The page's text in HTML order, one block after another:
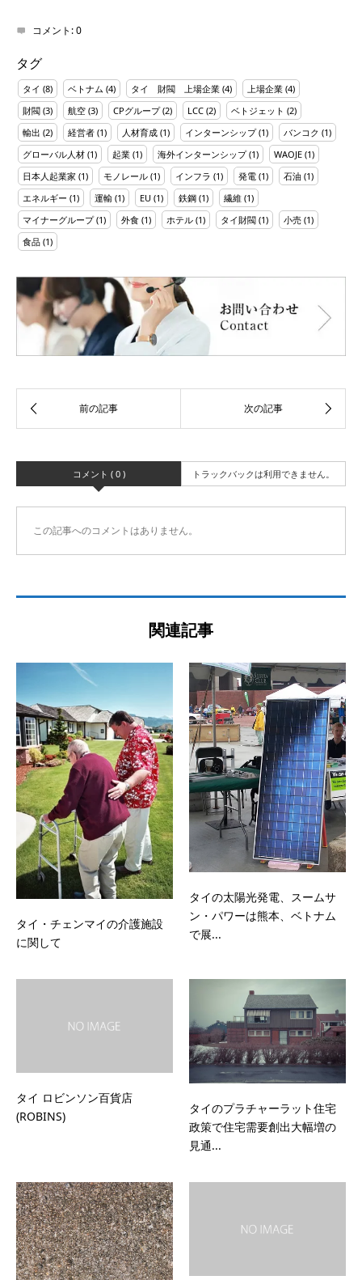
コメント:0
タグ
タイ (8) ベトナム (4) タイ 財閥 上場企業 (4) 上場企業 (4)
財閥 (3) 航空 (3) CPグループ(2) LCC (2) ベトジェット (2)
輸出 (2) 経営者 (1) 人材育成 (1) インターンシップ(1) バンコク (1)
グローバル人材 (1) 起業 (1) 海外インターンシップ(1) WAOJE (1)
日本人起業家 (1) モノレール (1) インフラ (1) 発電 (1) 石油 (1)
エネルギー (1) 運輸 (1) EU (1) 鉄鋼 (1) 繊維 (1)
マイナーグループ(1) 外食 (1) ホテル (1) タイ財閥 (1) 小売 (1)
食品 (1)
コメント ( 0 ) トラックバックは利用できません。
この記事へのコメントはありません。
関連記事
タイ・チェンマイの介護施設
に関して
タイの太陽光発電、スームサ
ン・パワーは熊本、ベトナム
で展...
タイ ロビンソン百貨店
(ROBINS)
タイのプラチャーラット住宅
政策で住宅需要創出大幅増の
見通...